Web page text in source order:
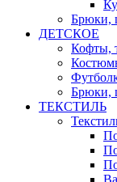
Брюки,
ДЕТСКОЕ
Кофты,
Брюки,
ТЕКСТИЛЬ